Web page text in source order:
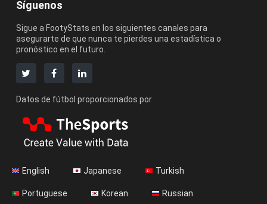
Síguenos
Sigue a FootyStats en los siguientes canales para
asegurarte de que nunca te pierdes una estadística o
pronóstico en el futuro.
Datos de fútbol proporcionados por
English Japanese Turkish
Portuguese Korean Russian